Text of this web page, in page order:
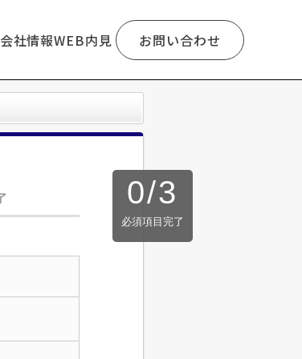
会社情報WEB内見 お問い合わせ
0/3
必須項目完了